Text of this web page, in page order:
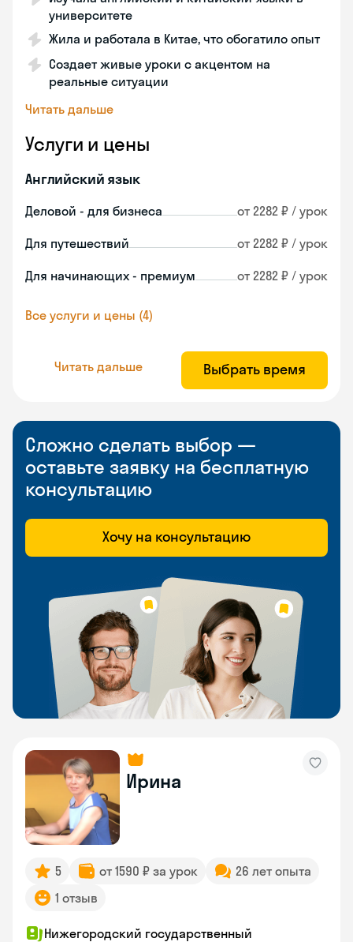
университете
Жила и работала в Китае, что обогатило опыт
Создает живые уроки с акцентом на
реальные ситуации
Читать дальше
Услуги и цены
Английский язык
Деловой - для бизнеса от 2282 ₽ / урок
Для путешествий от 2282 ₽ / урок
Для начинающих - премиум от 2282 ₽ / урок
Все услуги и цены (4)
Читать дальше Выбрать время
Сложно сделать выбор —
оставьте заявку на бесплатную
консультацию
Хочу на консультацию
Ирина
5 от 1590 ₽ за урок
26 лет опыта
1 отзыв
Нижегородский государственный